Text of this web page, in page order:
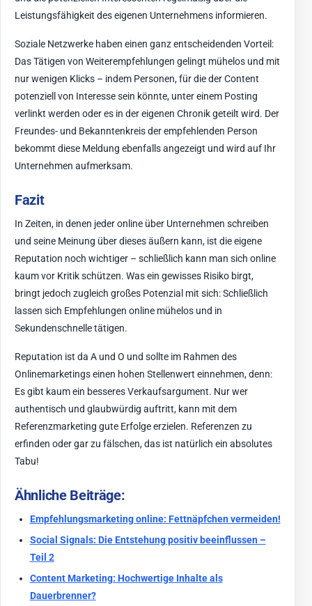
Leistungsfähigkeit des eigenen Unternehmens informieren.
Soziale Netzwerke haben einen ganz entscheidenden Vorteil:
Das Tätigen von Weiterempfehlungen gelingt mühelos und mit
nur wenigen Klicks – indem Personen, für die der Content
potenziell von Interesse sein könnte, unter einem Posting
verlinkt werden oder es in der eigenen Chronik geteilt wird. Der
Freundes- und Bekanntenkreis der empfehlenden Person
bekommt diese Meldung ebenfalls angezeigt und wird auf Ihr
Unternehmen aufmerksam.
Fazit
In Zeiten, in denen jeder online über Unternehmen schreiben
und seine Meinung über dieses äußern kann, ist die eigene
Reputation noch wichtiger – schließlich kann man sich online
kaum vor Kritik schützen. Was ein gewisses Risiko birgt,
bringt jedoch zugleich großes Potenzial mit sich: Schließlich
lassen sich Empfehlungen online mühelos und in
Sekundenschnelle tätigen.
Reputation ist da A und O und sollte im Rahmen des
Onlinemarketings einen hohen Stellenwert einnehmen, denn:
Es gibt kaum ein besseres Verkaufsargument. Nur wer
authentisch und glaubwürdig auftritt, kann mit dem
Referenzmarketing gute Erfolge erzielen. Referenzen zu
erfinden oder gar zu fälschen, das ist natürlich ein absolutes
Tabu!
Ähnliche Beiträge:
Empfehlungsmarketing online: Fettnäpfchen vermeiden!
Social Signals: Die Entstehung positiv beeinflussen –
Teil 2
Content Marketing: Hochwertige Inhalte als
Dauerbrenner?